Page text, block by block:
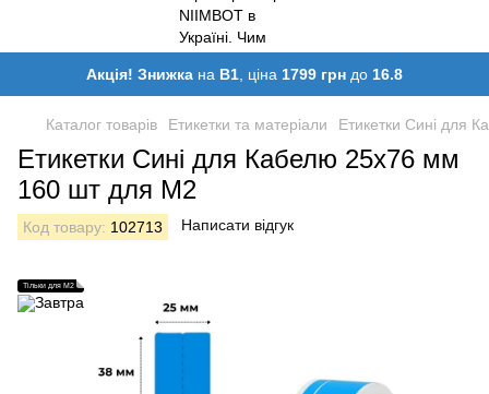
Акція! Знижка на B1 , ціна 1799 грн до 16.8
Каталог товарів Етикетки та матеріали Етикетки Сині для
Етикетки Сині для Кабелю 25х76 мм
160 шт для M2
Код товару: 102713 Написати відгук
Тільки для M2